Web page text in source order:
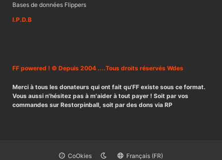
Bases de données Flippers
I.P.D.B
FF powered ! © Depuis 2004 ....Tous droits réservés Wdes
Merci à tous les donateurs qui ont fait qu'FF existe sous ce format.
Vous aussi n'hésitez pas à m'aider à tout payer ! Soit par vos
commandes sur Restorpinball, soit par des dons via RP
CoOkies
Français (FR)